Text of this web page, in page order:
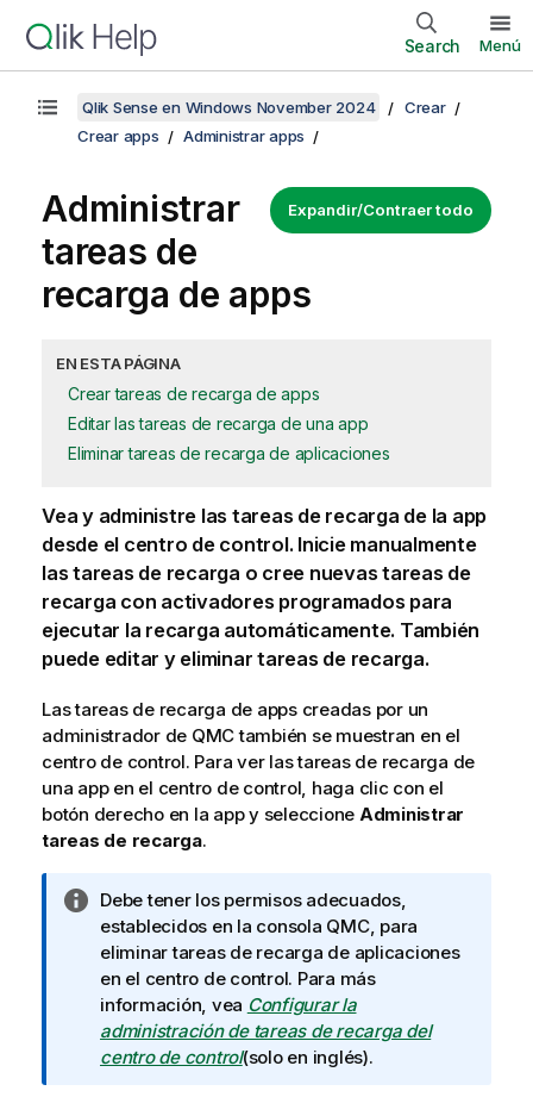
Search Menú
Qlik Sense en Windows November 2024
Crear
Crear apps
Administrar apps
Expandir/Contraer todo
Administrar
tareas de
recarga de apps
EN ESTA PÁGINA
Crear tareas de recarga de apps
Editar las tareas de recarga de una app
Eliminar tareas de recarga de aplicaciones
Vea y administre las tareas de recarga de la app
desde el centro de control. Inicie manualmente
las tareas de recarga o cree nuevas tareas de
recarga con activadores programados para
ejecutar la recarga automáticamente. También
puede editar y eliminar tareas de recarga.
Las tareas de recarga de apps creadas por un
administrador de QMCtambién se muestran en el
centro de control. Para ver las tareas de recarga de
una app en el centro de control, haga clic con el
botón derecho en la app y seleccione Administrar
tareas de recarga.
N
o
t
a
i
n
f
Debe tener los permisos adecuados,
establecidos en la consola QMC, para
eliminar tareas de recarga de aplicaciones
en el centro de control. Para más
información, vea Configurar la
administración de tareas de recarga del
centro de control(solo en inglés).